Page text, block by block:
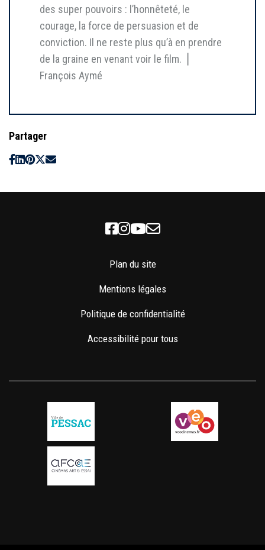
des super pouvoirs : l’honnêteté, le
courage, la force de persuasion et de
conviction. Il ne reste plus qu’à en prendre
de la graine en venant voir le film. ⎥
François Aymé
Partager
Facebook
Instagram
Youtube
Newsletter
Plan du site
Mentions légales
Politique de confidentialité
Accessibilité pour tous